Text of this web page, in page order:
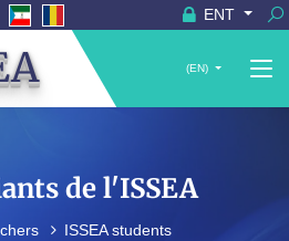
ENT
(EN)
de l'ISSEA
ISSEA students